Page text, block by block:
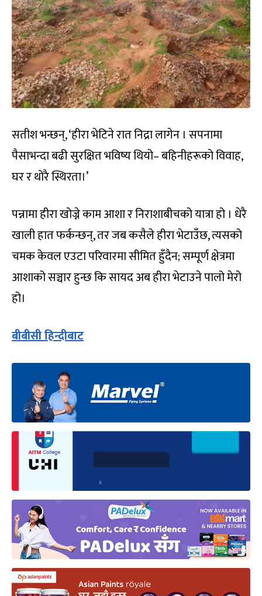
सतीश भन्छन्, ‘हीरा भेटिने रात निद्रा लागेन । सपनामा
पैसाभन्दा बढी सुरक्षित भविष्य थियो– बहिनीहरूको विवाह,
घर र थोरै स्थिरता।’
पन्नामा हीरा खोज्ने काम आशा र निराशाबीचको यात्रा हो । धेरै
खाली हात फर्कन्छन्, तर जब कसैले हीरा भेटाउँछ, त्यसको
चमक केवल एउटा परिवारमा सीमित हुँदैन; सम्पूर्ण क्षेत्रमा
आशाको सञ्चार हुन्छ कि सायद अब हीरा भेटाउने पालो मेरो
हो।
बीबीसी हिन्दीबाट